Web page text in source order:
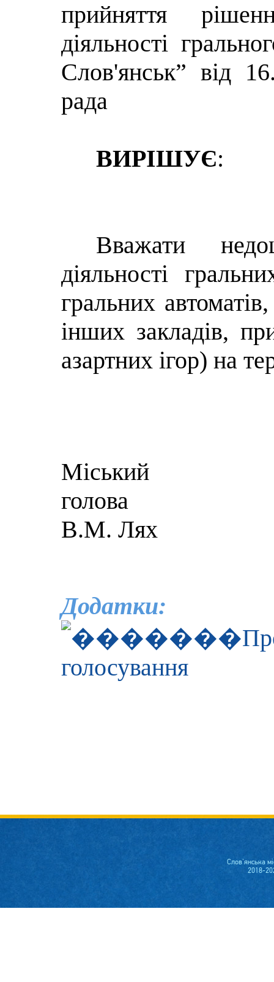
прийняття
діяльності
Слов'янськ” від
рада
ВИРІШУЄ:
Вважати
діяльності
гральних
інших закладів,
азартних ігор) на
Міський
В.М. Лях
Додатки:
голосування
Слов'янська
2018-